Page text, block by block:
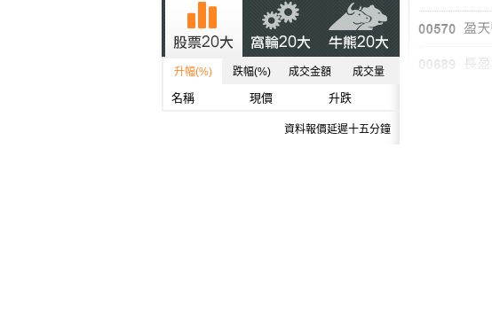
升幅(%) 跌幅(%) 成交金額 成交量
名稱 現價 升跌
資料報價延遲十五分鐘